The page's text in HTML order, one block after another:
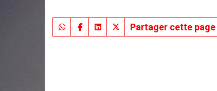
Partager cette page